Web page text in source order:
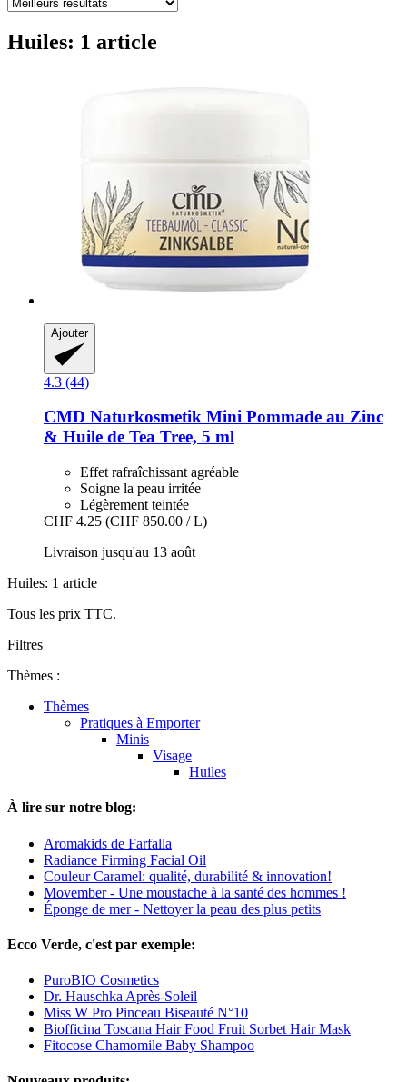
Huiles: 1 article
Ajouter
4.3 (44)
CMD Naturkosmetik Mini Pommade au Zinc
& Huile de Tea Tree, 5 ml
Effet rafraîchissant agréable
Soigne la peau irritée
Légèrement teintée
CHF 4.25 (CHF 850.00 / L)
Livraison jusqu'au 13 août
Huiles: 1 article
Tous les prix TTC.
Filtres
Thèmes :
Thèmes
Pratiques à Emporter
Minis
Visage
Huiles
À lire sur notre blog:
Aromakids de Farfalla
Radiance Firming Facial Oil
Couleur Caramel: qualité, durabilité & innovation!
Movember - Une moustache à la santé des hommes !
Éponge de mer - Nettoyer la peau des plus petits
Ecco Verde, c'est par exemple:
PuroBIO Cosmetics
Dr. Hauschka Après-Soleil
Miss W Pro Pinceau Biseauté N°10
Biofficina Toscana Hair Food Fruit Sorbet Hair Mask
Fitocose Chamomile Baby Shampoo